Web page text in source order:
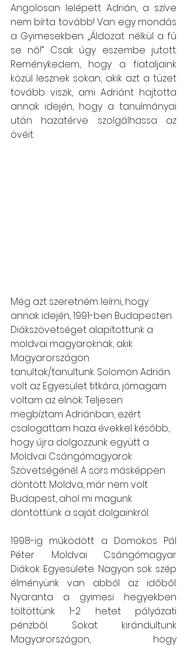
Angolosan lelépett Adrián, a szíve
nem bírta tovább! Van egy mondás
a Gyimesekben: „Áldozat nélkül a fű
se nő!” Csak úgy eszembe jutott.
Reménykedem, hogy a fiataljaink
közül lesznek sokan, akik azt a tüzet
tovább viszik, ami Adriánt hajtotta
annak idején, hogy a tanulmányai
után hazatérve szolgálhassa az
övéit.
Még azt szeretném leírni, hogy
annak idején, 1991-ben Budapesten
Diákszövetséget alapítottunk a
moldvai magyaroknak, akik
Magyarországon
tanultak/tanultunk. Solomon Adrián
volt az Egyesület titkára, jómagam
voltam az elnök. Teljesen
megbíztam Adriánban, ezért
csalogattam haza évekkel később,
hogy újra dolgozzunk együtt a
Moldvai Csángómagyarok
Szövetségénél. A sors másképpen
döntött: Moldva, már nem volt
Budapest, ahol mi magunk
döntöttünk a saját dolgainkról.
1998-ig működött a Domokos Pál
Péter Moldvai Csángómagyar
Diákok Egyesülete. Nagyon sok szép
élményünk van abból az időből.
Nyaranta a gyimesi hegyekben
töltöttünk 1-2 hetet pályázati
pénzből. Sokat kirándultunk
Magyarországon, hogy